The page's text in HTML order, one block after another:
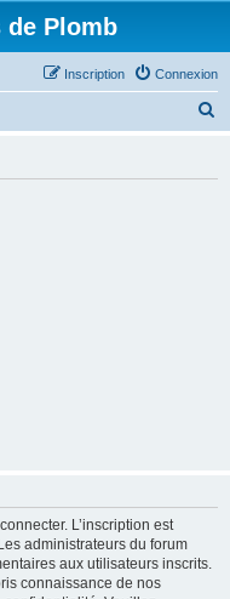
de Plomb
Connexion
Inscription
L’inscription est
administrateurs du forum
aux utilisateurs inscrits.
connaissance de nos